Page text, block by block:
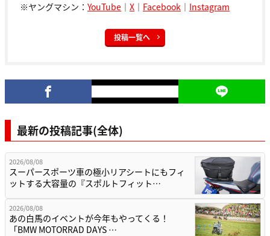
※ヤングマシン： YouTube ｜ X ｜ Facebook ｜ Instagram
投稿一覧へ
最新の投稿記事(全体)
2026/08/08
スーパースポーツ車の極小リアシートにもフィ
ットする大容量の『スポルトフィット…
2026/08/08
あの白馬のイベントが今年もやってくる！
「BMW MOTORRAD DAYS …